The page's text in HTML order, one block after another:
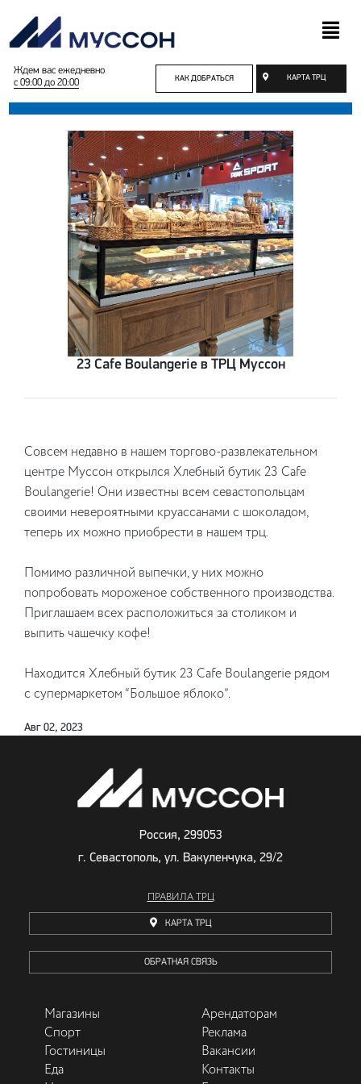
Ждем вас ежедневно
с 09:00 до 20:00
КАК ДОБРАТЬСЯ КАРТА ТРЦ
23 Cafe Boulangerie в ТРЦ Муссон
Совсем недавно в нашем торгово-развлекательном
центре Муссон открылся Хлебный бутик 23 Cafe
Boulangerie! Они известны всем севастопольцам
своими невероятными круассанами с шоколадом,
теперь их можно приобрести в нашем трц.
Помимо различной выпечки, у них можно
попробовать мороженое собственного производства.
Приглашаем всех расположиться за столиком и
выпить чашечку кофе!
Находится Хлебный бутик 23 Cafe Boulangerie рядом
с супермаркетом “Большое яблоко”.
Авг 02, 2023
Россия, 299053
г. Севастополь, ул. Вакуленчука, 29/2
ПРАВИЛА ТРЦ
КАРТА ТРЦ
ОБРАТНАЯ СВЯЗЬ
Магазины
Спорт
Гостиницы
Еда
Арендаторам
Реклама
Вакансии
Контакты